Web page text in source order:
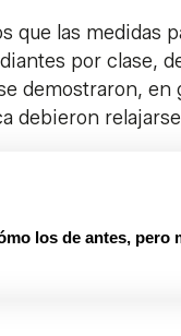
que las medidas
por clase,
demostraron, en
debieron
los de antes, pero